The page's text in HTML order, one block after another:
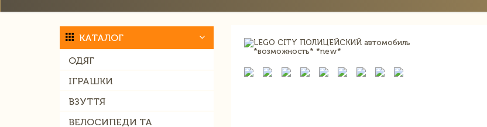
КАТАЛОГ
ОДЯГ
ІГРАШКИ
ВЗУТТЯ
ВЕЛОСИПЕДИ ТА